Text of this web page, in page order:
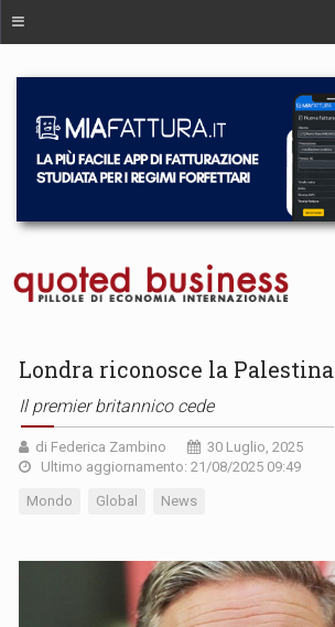
Londra riconosce la Palestina
Il premier britannico cede
di Federica Zambino
30 Luglio, 2025
Ultimo aggiornamento: 21/08/2025 09:49
Mondo Global News